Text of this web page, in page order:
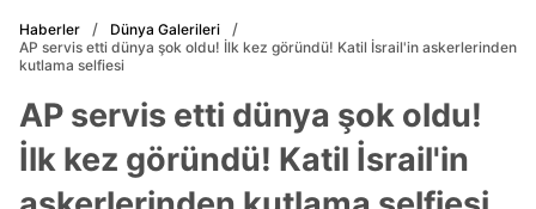
Haberler
Dünya Galerileri
AP servis etti dünya şok oldu! İlk kez göründü! Katil İsrail'in askerlerinden
kutlama selfiesi
AP servis etti dünya şok oldu!
İlk kez göründü! Katil İsrail'in